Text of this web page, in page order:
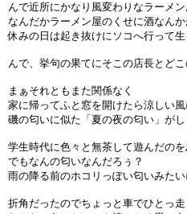
んで近所にかなり風変わりなラーメ
なんだかラーメン屋のくせに酒なん
休みの日は起き抜けにソコへ行って
んで、挙句の果てにそこの店長とど
まぁそれともまた関係なく
家に帰ってふと窓を開けたら涼しい
磯の匂いに似た「夏の夜の匂い」がし
学生時代に色々と無茶して遊んだのを
でもなんの匂いなんだろぅ？
雨の降る前のホコリっぽい匂いみた
折角だったのでちょっと車でひとっ走